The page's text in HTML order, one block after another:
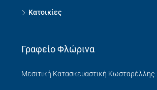
Κατοικίες
Γραφείο Φλώρινα
Μεσιτική Κατασκευαστική Κωσταρέλλης.